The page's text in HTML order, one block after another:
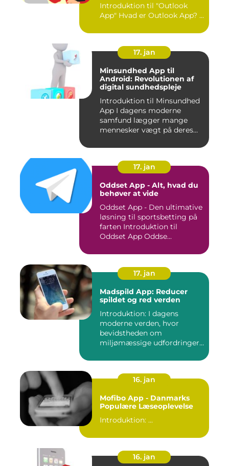
Introduktion til "Outlook
App" Hvad er Outlook App? ...
17. jan
Minsundhed App til
Android: Revolutionen af
digital sundhedspleje
Introduktion til Minsundhed
App I dagens moderne
samfund lægger mange
mennesker vægt på deres
17. jan
Oddset App - Alt, hvad du
behøver at vide
Oddset App - Den ultimative
løsning til sportsbetting på
farten Introduktion til
Oddset App Oddse...
17. jan
Madspild App: Reducer
spildet og red verden
Introduktion: I dagens
moderne verden, hvor
bevidstheden om
miljømæssige udfordringer
16. jan
Mofibo App - Danmarks
Populære Læseoplevelse
Introduktion: ...
16. jan